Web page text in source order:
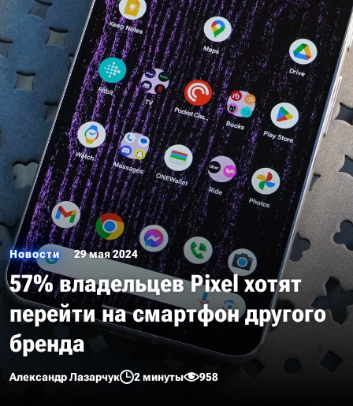
Новости 29 мая 2024
57% владельцев Pixel хотят
перейти на смартфон другого
бренда
Александр Лазарчук 2 минуты 958